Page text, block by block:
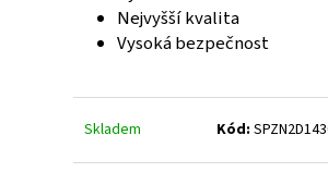
Nejvyšší kvalita
Vysoká bezpečnost
Skladem Kód: